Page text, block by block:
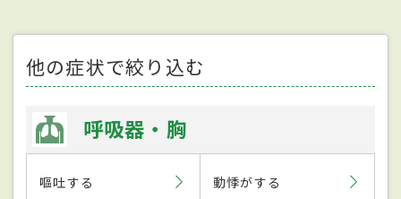
他の症状で絞り込む
呼吸器・胸
嘔吐する 動悸がする